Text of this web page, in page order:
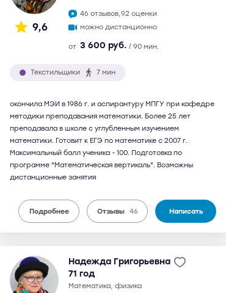
9,6
46 отзывов,92 оценки
можно дистанционно
от 3 600 руб. / 90 мин.
Текстильщики 7 мин
окончила МЭИ в 1986 г. и аспирантуру МПГУ при кафедре
методики преподавания математики. Более 25 лет
преподавала в школе с углубленным изучением
математики. Готовит к ЕГЭ по математике с 2007 г.
Максимальный балл ученика - 100. Подготовка по
программе "Математическая вертикаль". Возможны
дистанционные занятия
Подробнее Отзывы 46 Написать
Надежда Григорьевна
71 год
математика, физика